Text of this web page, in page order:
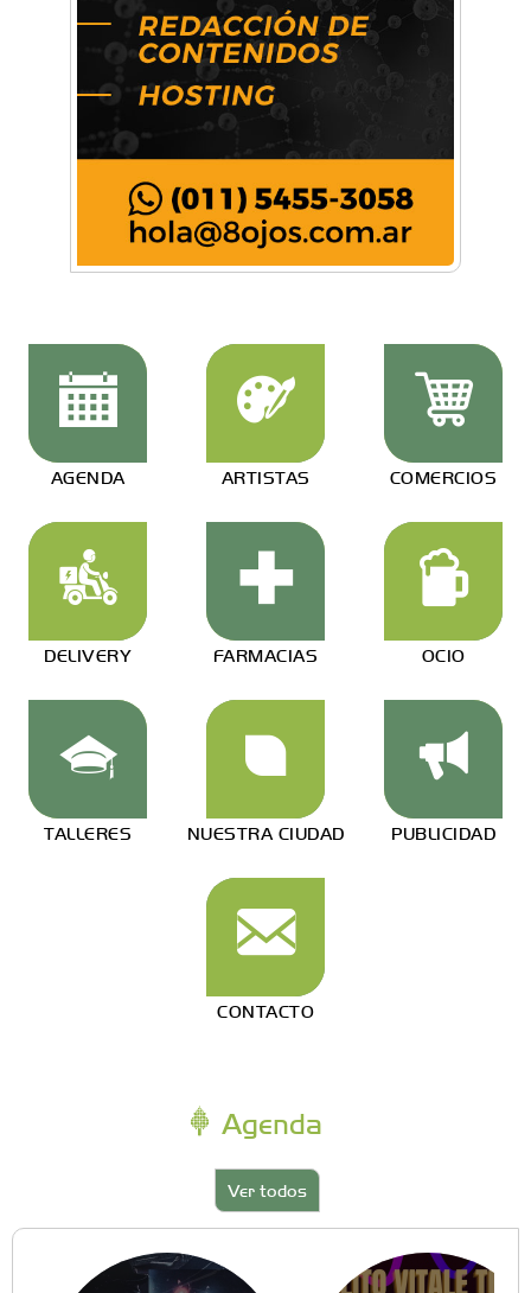
AGENDA ARTISTAS COMERCIOS
DELIVERY FARMACIAS OCIO
TALLERES NUESTRA CIUDAD PUBLICIDAD
CONTACTO
Agenda
Ver todos